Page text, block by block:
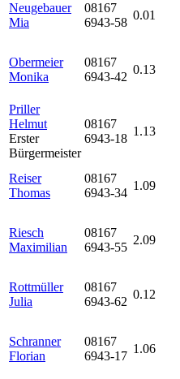
Neugebauer
Mia
08167
6943-58
0.01
Obermeier
Monika
08167
6943-42
0.13
Priller
Helmut
Erster
Bürgermeister
08167
6943-18
1.13
Reiser
Thomas
08167
6943-34
1.09
Riesch
Maximilian
08167
6943-55
2.09
Rottmüller
Julia
08167
6943-62
0.12
Schranner
Florian
08167
6943-17
1.06